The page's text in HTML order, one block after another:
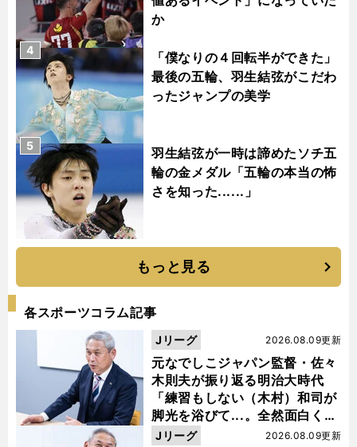
か
「僕なりの４回転半ができた」
最後の五輪、羽生結弦がこだわ
ったジャンプの美学
4
羽生結弦が一時は諦めたソチ五
輪の金メダル「五輪の本当の怖
さを知った......」
5
もっと見る
各スポーツコラム記事
元なでしこジャパン監督・佐々
木則夫が振り返る明治大時代
「練習もしない（木村）和司が
脚光を浴びて...。全然面白くな
い４年間でした」
2026.08.09更新
Jリーグ
2026.08.09更新
Jリーグ